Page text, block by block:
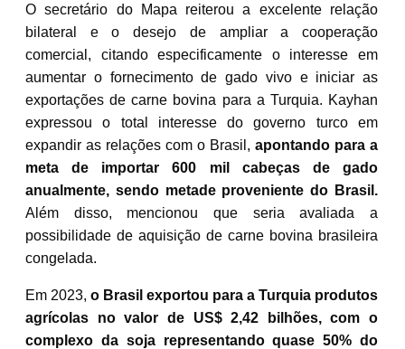
O secretário do Mapa reiterou a excelente relação
bilateral e o desejo de ampliar a cooperação
comercial, citando especificamente o interesse em
aumentar o fornecimento de gado vivo e iniciar as
exportações de carne bovina para a Turquia. Kayhan
expressou o total interesse do governo turco em
expandir as relações com o Brasil, apontando para a
meta de importar 600 mil cabeças de gado
anualmente, sendo metade proveniente do Brasil.
Além disso, mencionou que seria avaliada a
possibilidade de aquisição de carne bovina brasileira
congelada.
Em 2023, o Brasil exportou para a Turquia produtos
agrícolas no valor de US$ 2,42 bilhões, com o
complexo da soja representando quase 50% do